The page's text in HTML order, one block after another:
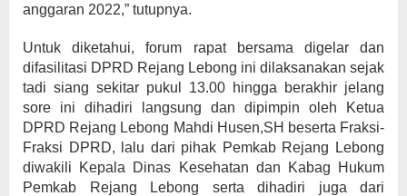
anggaran 2022,” tutupnya.
Untuk diketahui, forum rapat bersama digelar dan
difasilitasi DPRD Rejang Lebong ini dilaksanakan sejak
tadi siang sekitar pukul 13.00 hingga berakhir jelang
sore ini dihadiri langsung dan dipimpin oleh Ketua
DPRD Rejang Lebong Mahdi Husen,SH beserta Fraksi-
Fraksi DPRD, lalu dari pihak Pemkab Rejang Lebong
diwakili Kepala Dinas Kesehatan dan Kabag Hukum
Pemkab Rejang Lebong serta dihadiri juga dari